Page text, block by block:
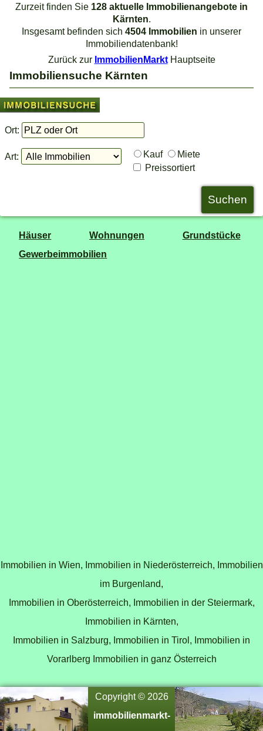
Zurzeit finden Sie 128 aktuelle Immobilienangebote in
Kärnten.
Insgesamt befinden sich 4504 Immobilien in unserer
Immobiliendatenbank!
Zurück zur ImmobilienMarktHauptseite
Immobiliensuche Kärnten
Ort:
Art: Kauf
Miete
Preissortiert
Häuser Wohnungen
Grundstücke
Gewerbeimmobilien
Immobilien in Wien, Immobilien in Niederösterreich, Immobilien
im Burgenland,
Immobilien in Oberösterreich, Immobilien in der Steiermark,
Immobilien in Kärnten,
Immobilien in Salzburg, Immobilien in Tirol, Immobilien in
Vorarlberg Immobilien in ganz Österreich
Copyright © 2026
immobilienmarkt-